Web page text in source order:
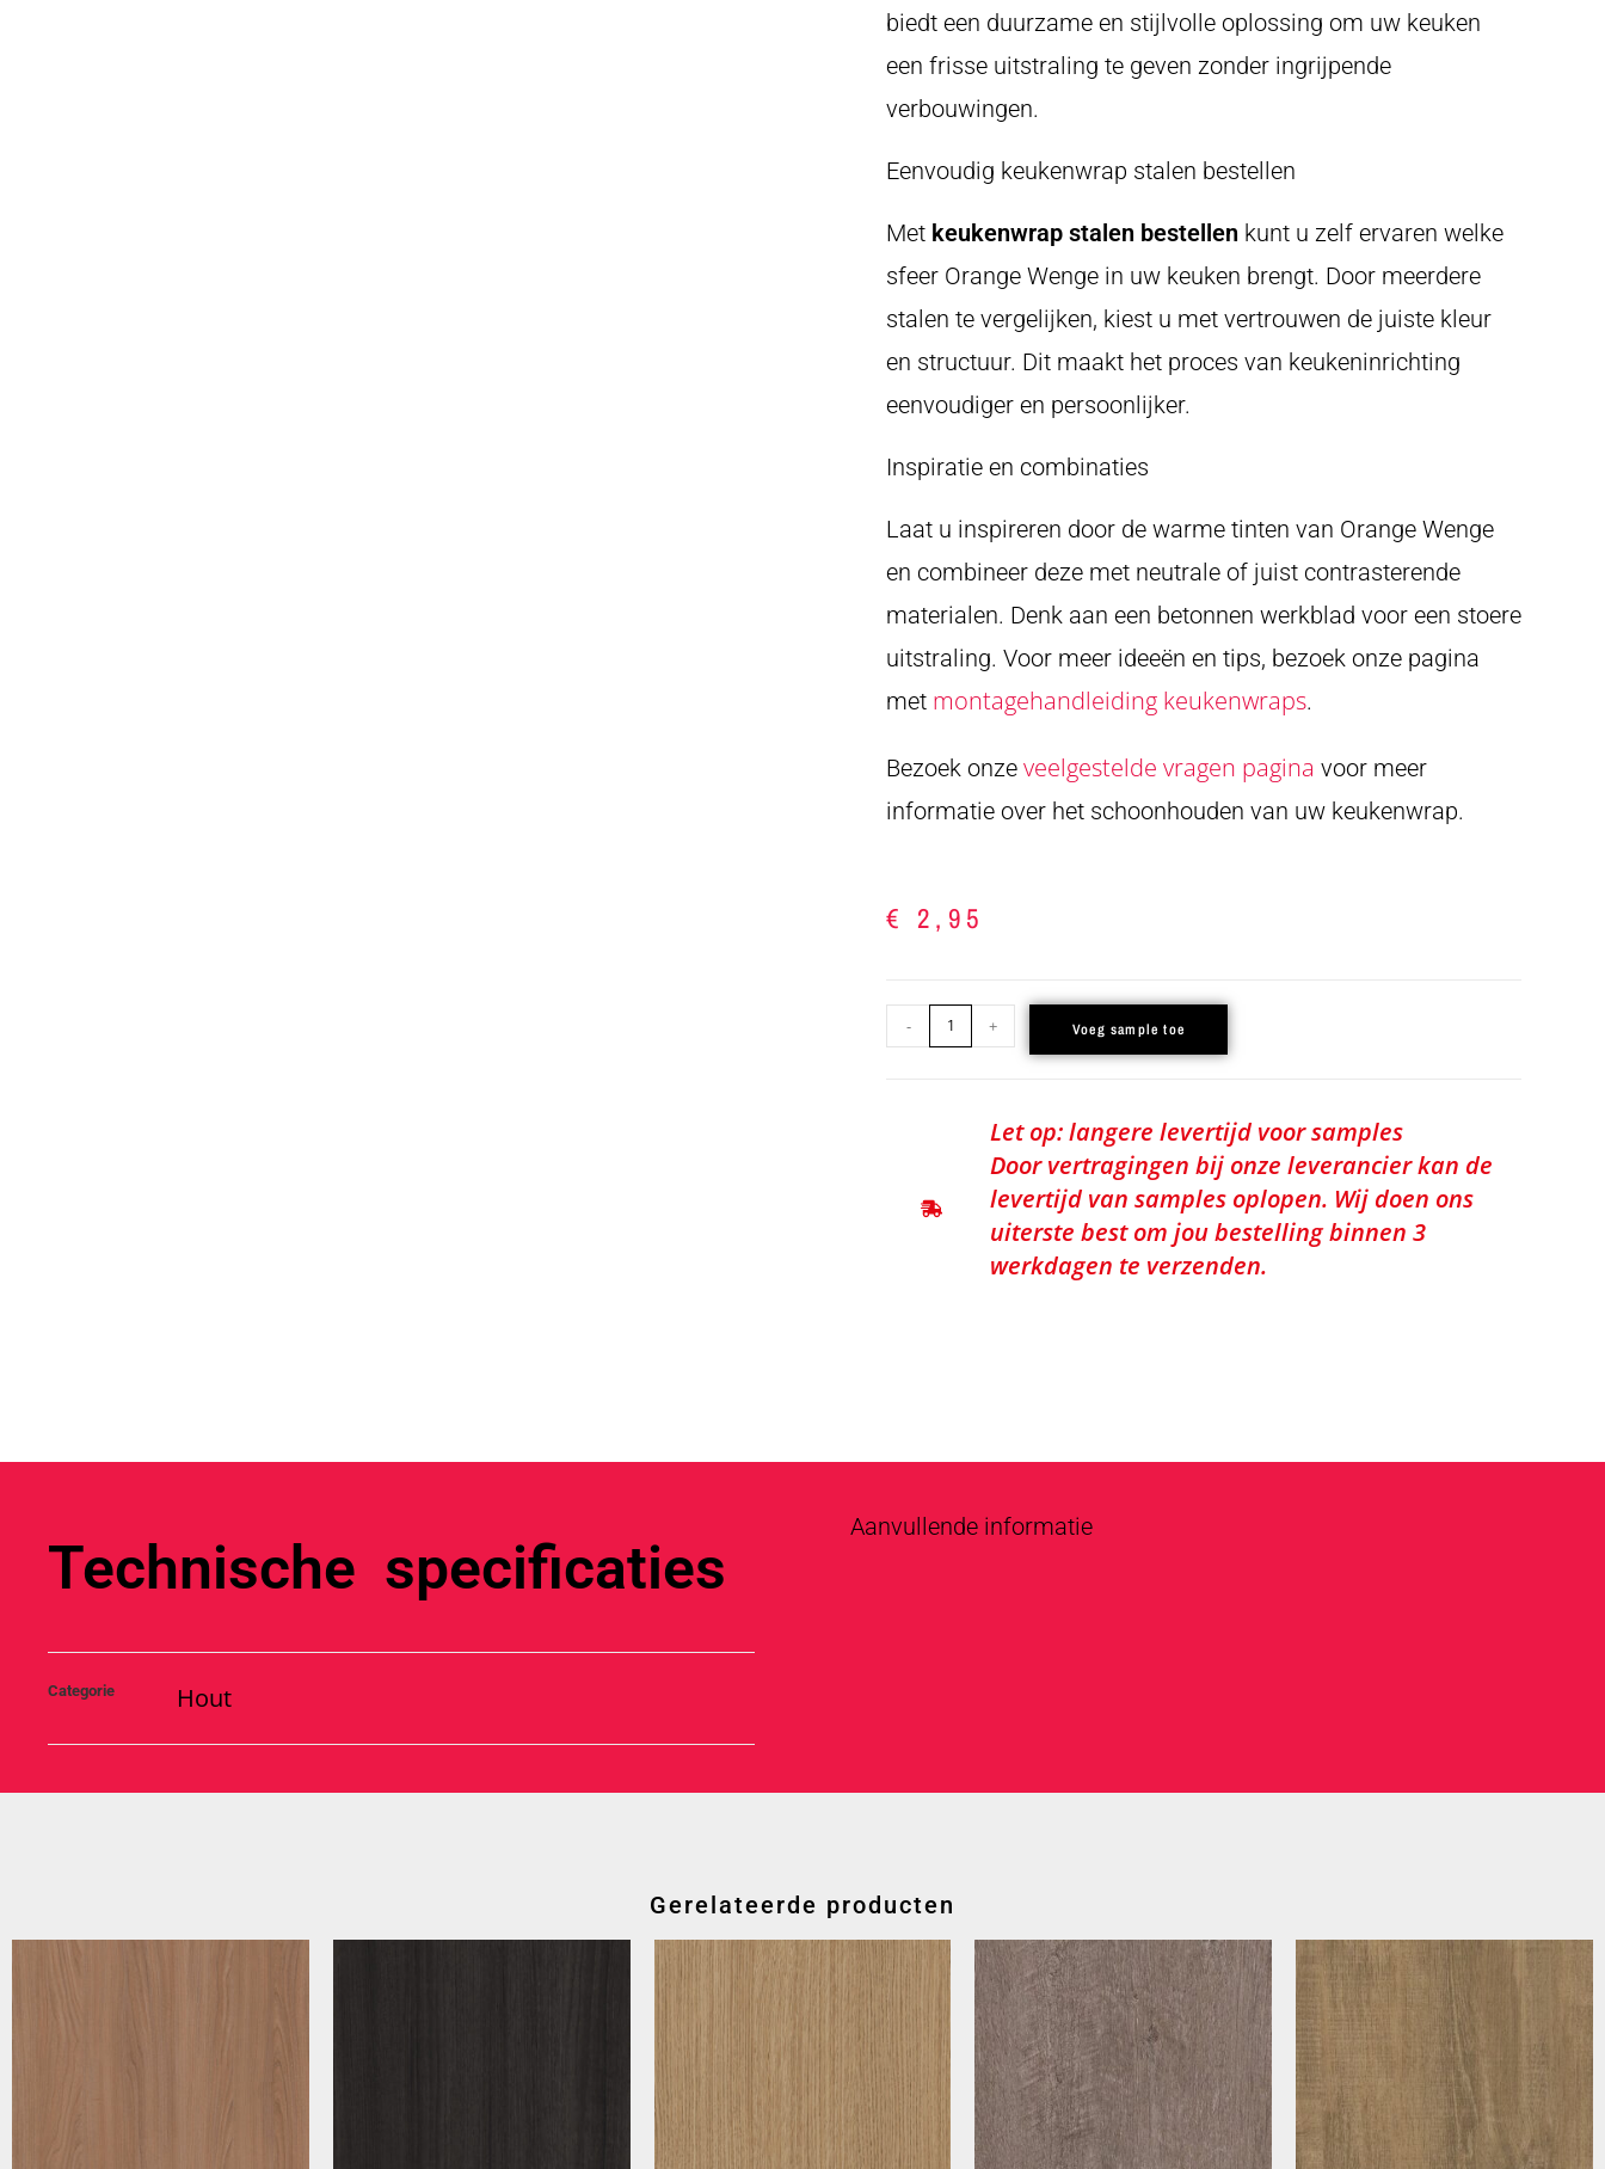
biedt een duurzame en stijlvolle oplossing om uw keuken
een frisse uitstraling te geven zonder ingrijpende
verbouwingen.
Eenvoudig keukenwrap stalen bestellen
Met keukenwrap stalen bestellen kunt u zelf ervaren welke
sfeer Orange Wenge in uw keuken brengt. Door meerdere
stalen te vergelijken, kiest u met vertrouwen de juiste kleur
en structuur. Dit maakt het proces van keukeninrichting
eenvoudiger en persoonlijker.
Inspiratie en combinaties
Laat u inspireren door de warme tinten van Orange Wenge
en combineer deze met neutrale of juist contrasterende
materialen. Denk aan een betonnen werkblad voor een stoere
uitstraling. Voor meer ideeën en tips, bezoek onze pagina
met montagehandleiding keukenwraps.
Bezoek onze veelgestelde vragen pagina voor meer
informatie over het schoonhouden van uw keukenwrap.
€ 2,95
- + Voeg sample toe
Let op: langere levertijd voor samples
Door vertragingen bij onze leverancier kan de
levertijd van samples oplopen. Wij doen ons
uiterste best om jou bestelling binnen 3
werkdagen te verzenden.
Technische specificaties
Categorie Hout
Aanvullende informatie
Gerelateerde producten